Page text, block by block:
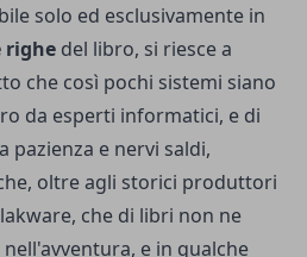
solo ed esclusivamente in
righe del libro, si riesce a
che così pochi sistemi siano
da esperti informatici, e di
pazienza e nervi saldi,
oltre agli storici produttori
che di libri non ne
e in qualche